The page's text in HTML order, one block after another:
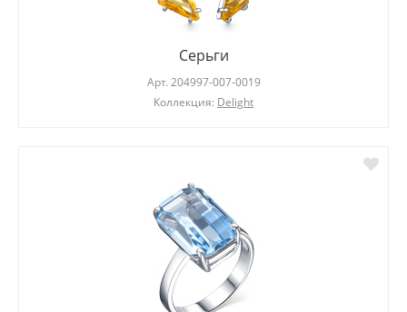
Серьги
Арт. 204997-007-0019
Коллекция: Delight